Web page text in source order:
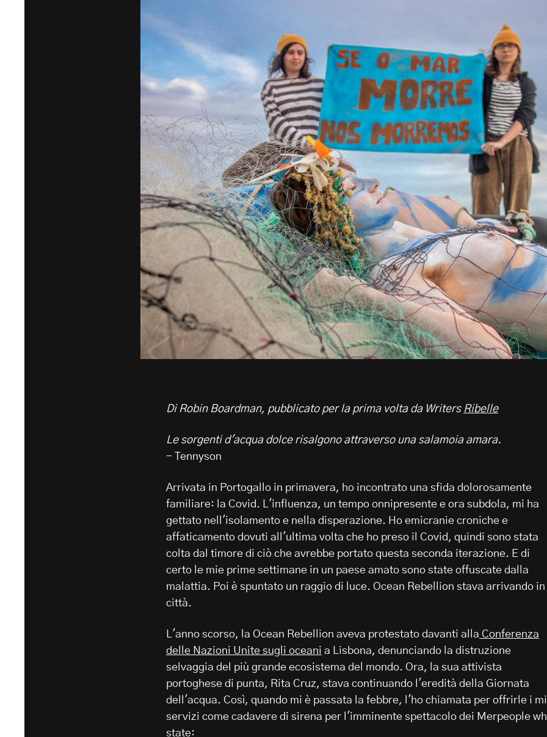
Di Robin Boardman, pubblicato per la prima volta da Writers Ribelle
Le sorgenti d'acqua dolce risalgono attraverso una salamoia amara.
- Tennyson
Arrivata in Portogallo in primavera, ho incontrato una sfida dolorosamente
familiare: la Covid. L'influenza, un tempo onnipresente e ora subdola, mi ha
gettato nell'isolamento e nella disperazione. Ho emicranie croniche e
affaticamento dovuti all'ultima volta che ho preso il Covid, quindi sono stata
colta dal timore di ciò che avrebbe portato questa seconda iterazione. E di
certo le mie prime settimane in un paese amato sono state offuscate dalla
malattia. Poi è spuntato un raggio di luce. Ocean Rebellion stava arrivando in
città.
L'anno scorso, la Ocean Rebellion aveva protestato davanti alla Conferenza
delle Nazioni Unite sugli oceani a Lisbona, denunciando la distruzione
selvaggia del più grande ecosistema del mondo. Ora, la sua attivista
portoghese di punta, Rita Cruz, stava continuando l'eredità della Giornata
dell'acqua. Così, quando mi è passata la febbre, l'ho chiamata per offrirle i
servizi come cadavere di sirena per l'imminente spettacolo dei Merpeople
state: